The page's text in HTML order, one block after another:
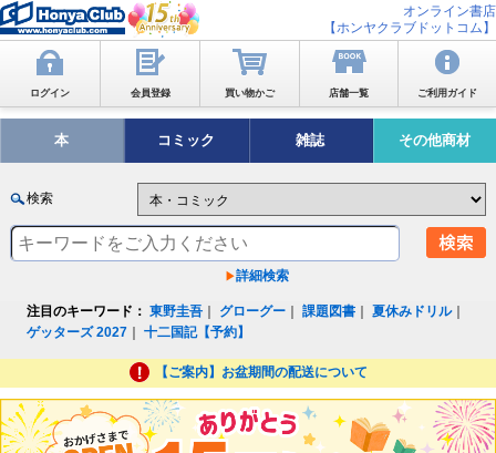
オンライン書店
【ホンヤクラブドットコム】
ログイン 会員登録 買い物かご 店舗一覧 ご利用ガイド
本 コミック 雑誌 その他商材
検索
詳細検索
注目のキーワード： 東野圭吾 グローグー ｜課題図書 ｜夏休みドリル｜
ゲッターズ 2027 ｜十二国記【予約】
【ご案内】お盆期間の配送について